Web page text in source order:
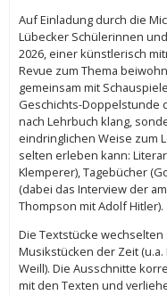
Auf Einladung durch die
Lübecker Schülerinnen
2026, einer künstlerisch
Revue zum Thema
gemeinsam mit
Geschichts-Doppelstunde
nach Lehrbuch klang,
eindringlichen Weise zum
selten erleben kann:
Klemperer), Tagebücher
(dabei das Interview der
Thompson mit Adolf Hitler).
Die Textstücke
Musikstücken der Zeit (u.a.
Weill). Die Ausschnitte
mit den Texten und